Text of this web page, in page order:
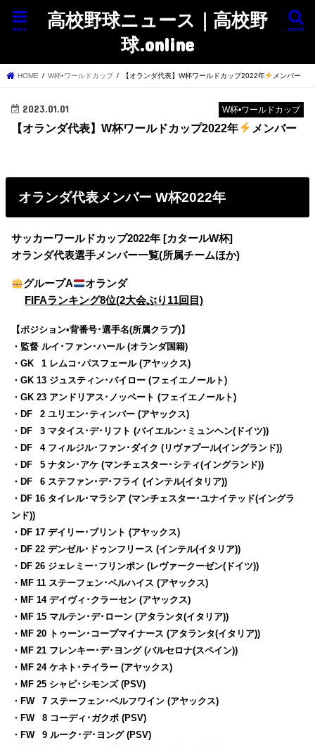
高校野球ニュース｜高校野
球.online
search
menu
HOME W杯•ワールドカップ 【オランダ代表】W杯ワールドカップ2022年 メンバー
W杯•ワールドカップ
2023.01.01
【オランダ代表】W杯ワールドカップ2022年 メンバー
オランダ代表メンバー W杯2022年
サッカーワールドカップ2022年 [カタールW杯]
オランダ代表選手メンバー一覧(所属チームほか)
グループA
オランダ
FIFAランキング8位(2大会ぶり11回目)
【ポジション•背番号･選手名(所属クラブ)】
・監督 ルイ･ファン･ハール (オランダ国籍)
・GK
01 レムコ･パスフェール (アヤックス)
・GK 13 ジュスティン･バイロー (フェイエノールト)
・GK 23 アンドリアス･ノッペート (フェイエノールト)
・DF
02 ユリエン･ティンバー (アヤックス)
・DF
03 マタイス･デ･リフト (バイエルン･ミュンヘン(ドイツ))
・DF
04 フィルジル･ファン･ダイク (リヴァプール(イングランド))
・DF
05 ナタン･アケ (マンチェスター･シティ(イングランド))
・DF
06 ステファン･デ･フライ (インテル(イタリア))
・DF 16 タイレル･マラシア (マンチェスター･ユナイテッド(イングラ
ンド))
・DF 17 デイリー･ブリント (アヤックス)
・DF 22 デンゼル･ドゥンフリース (インテル(イタリア))
・DF 26 ジェレミー･フリンポン (レヴァークーゼン(ドイツ))
・MF 11 ステーフェン･ベルハイス (アヤックス)
・MF 14 デイヴィ･クラーセン (アヤックス)
・MF 15 マルテン･デ･ローン (アタランタ(イタリア))
・MF 20 トゥーン･コープマイナース (アタランタ(イタリア))
・MF 21 フレンキー･デ･ヨング (バルセロナ(スペイン))
・MF 24 ケネト･テイラー (アヤックス)
・MF 25 シャビ･シモンズ (PSV)
・FW
07 ステーフェン･ベルフワイン (アヤックス)
・FW
08 コーディ･ガクポ (PSV)
・FW
09 ルーク･デ･ヨング (PSV)